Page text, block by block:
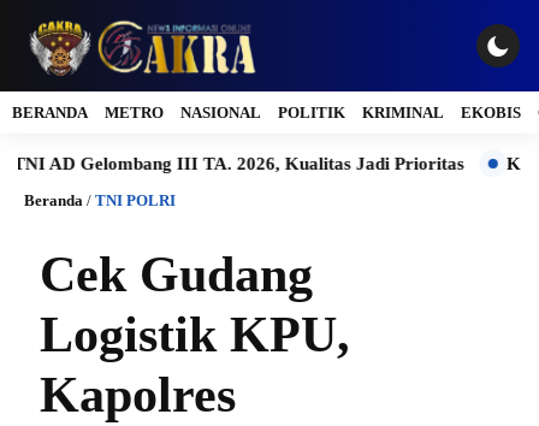
BERANDA METRO NASIONAL POLITIK KRIMINAL EKOBIS
Gelombang III TA. 2026, Kualitas Jadi Prioritas Kasdam
Beranda / TNI POLRI
Cek Gudang
Logistik KPU,
Kapolres